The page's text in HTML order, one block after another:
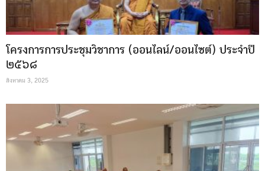
โครงการการประชุมวิชาการ (ออนไลน์/ออนไซต์) ประจำปี
๒๕๖๘
สิงหาคม 3, 2025